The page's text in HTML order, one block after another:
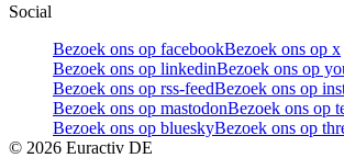
Social
Bezoek ons op facebookBezoek ons op x
Bezoek ons op linkedinBezoek ons op
Bezoek ons op rss-feedBezoek ons op
Bezoek ons op mastodonBezoek ons op
Bezoek ons op blueskyBezoek ons op
© 2026 Euractiv DE